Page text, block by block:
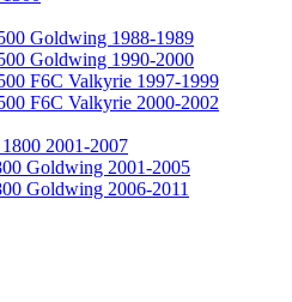
Goldwing 1988-1989
Goldwing 1990-2000
F6C Valkyrie 1997-1999
F6C Valkyrie 2000-2002
2001-2007
Goldwing 2001-2005
Goldwing 2006-2011